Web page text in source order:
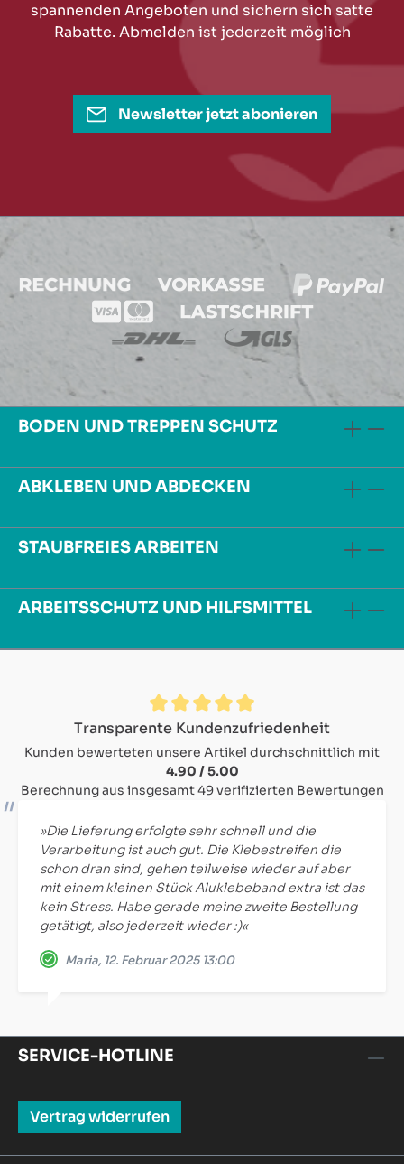
spannenden Angeboten und sichern sich satte
Rabatte. Abmelden ist jederzeit möglich
Newsletter jetzt abonieren
BODEN UND TREPPEN SCHUTZ
ABKLEBEN UND ABDECKEN
STAUBFREIES ARBEITEN
ARBEITSSCHUTZ UND HILFSMITTEL
Durchschnittliche Bewertung von 4.9 von 5 Sternen
Transparente Kundenzufriedenheit
Kunden bewerteten unsere Artikel durchschnittlich mit
4.90 / 5.00
Berechnung aus insgesamt 49 verifizierten Bewertungen
»Die Lieferung erfolgte sehr schnell und die
Verarbeitung ist auch gut. Die Klebestreifen die
schon dran sind, gehen teilweise wieder auf aber
mit einem kleinen Stück Aluklebeband extra ist das
kein Stress. Habe gerade meine zweite Bestellung
getätigt, also jederzeit wieder :)«
Maria, 12. Februar 2025 13:00
SERVICE-HOTLINE
Vertrag widerrufen